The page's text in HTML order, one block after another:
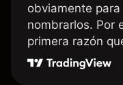
obviamente para
nombrarlos. Por
primera razón
usar Capital fue